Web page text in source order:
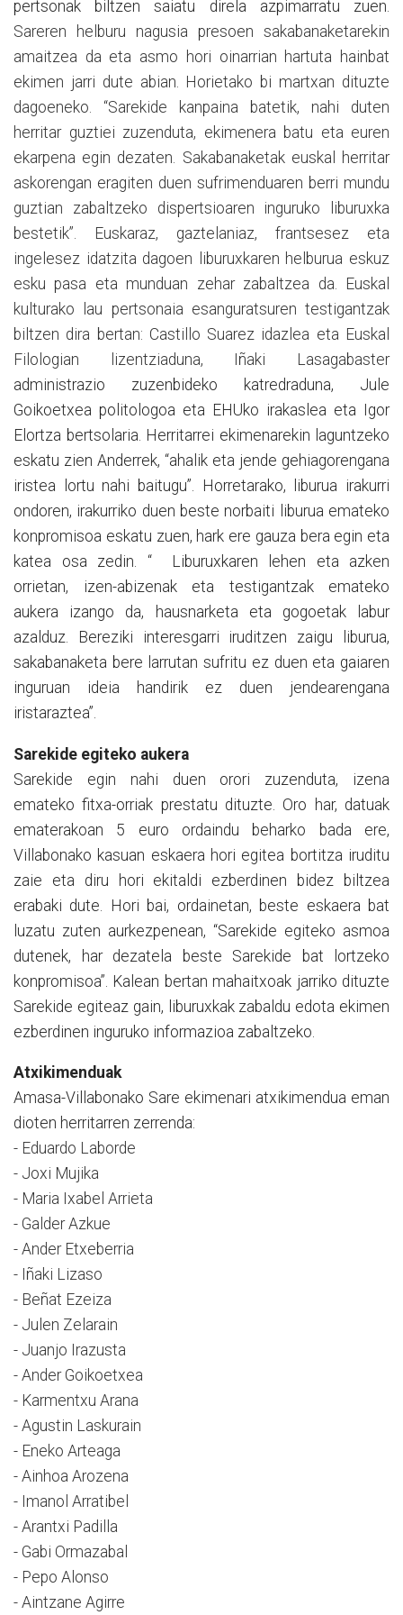
pertsonak biltzen saiatu direla azpimarratu zuen.
Sareren helburu nagusia presoen sakabanaketarekin
amaitzea da eta asmo hori oinarrian hartuta hainbat
ekimen jarri dute abian. Horietako bi martxan dituzte
dagoeneko. “Sarekide kanpaina batetik, nahi duten
herritar guztiei zuzenduta, ekimenera batu eta euren
ekarpena egin dezaten. Sakabanaketak euskal herritar
askorengan eragiten duen sufrimenduaren berri mundu
guztian zabaltzeko dispertsioaren inguruko liburuxka
bestetik”. Euskaraz, gaztelaniaz, frantsesez eta
ingelesez idatzita dagoen liburuxkaren helburua eskuz
esku pasa eta munduan zehar zabaltzea da. Euskal
kulturako lau pertsonaia esanguratsuren testigantzak
biltzen dira bertan: Castillo Suarez idazlea eta Euskal
Filologian lizentziaduna, Iñaki Lasagabaster
administrazio zuzenbideko katredraduna, Jule
Goikoetxea politologoa eta EHUko irakaslea eta Igor
Elortza bertsolaria. Herritarrei ekimenarekin laguntzeko
eskatu zien Anderrek, “ahalik eta jende gehiagorengana
iristea lortu nahi baitugu”. Horretarako, liburua irakurri
ondoren, irakurriko duen beste norbaiti liburua emateko
konpromisoa eskatu zuen, hark ere gauza bera egin eta
katea osa zedin. “ Liburuxkaren lehen eta azken
orrietan, izen-abizenak eta testigantzak emateko
aukera izango da, hausnarketa eta gogoetak labur
azalduz. Bereziki interesgarri iruditzen zaigu liburua,
sakabanaketa bere larrutan sufritu ez duen eta gaiaren
inguruan ideia handirik ez duen jendearengana
iristaraztea”.
Sarekide egiteko aukera
Sarekide egin nahi duen orori zuzenduta, izena
emateko fitxa-orriak prestatu dituzte. Oro har, datuak
ematerakoan 5 euro ordaindu beharko bada ere,
Villabonako kasuan eskaera hori egitea bortitza iruditu
zaie eta diru hori ekitaldi ezberdinen bidez biltzea
erabaki dute. Hori bai, ordainetan, beste eskaera bat
luzatu zuten aurkezpenean, “Sarekide egiteko asmoa
dutenek, har dezatela beste Sarekide bat lortzeko
konpromisoa”. Kalean bertan mahaitxoak jarriko dituzte
Sarekide egiteaz gain, liburuxkak zabaldu edota ekimen
ezberdinen inguruko informazioa zabaltzeko.
Atxikimenduak
Amasa-Villabonako Sare ekimenari atxikimendua eman
dioten herritarren zerrenda:
- Eduardo Laborde
- Joxi Mujika
- Maria Ixabel Arrieta
- Galder Azkue
- Ander Etxeberria
- Iñaki Lizaso
- Beñat Ezeiza
- Julen Zelarain
- Juanjo Irazusta
- Ander Goikoetxea
- Karmentxu Arana
- Agustin Laskurain
- Eneko Arteaga
- Ainhoa Arozena
- Imanol Arratibel
- Arantxi Padilla
- Gabi Ormazabal
- Pepo Alonso
- Aintzane Agirre